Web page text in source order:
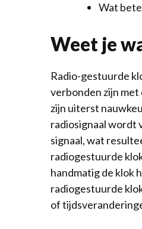
Wat
Weet je
Radio-gestuurde
verbonden zijn
zijn uiterst
radiosignaal wordt
signaal, wat
radiogestuurde
handmatig de klok
radiogestuurde
of